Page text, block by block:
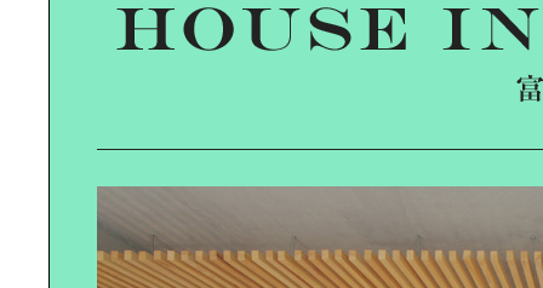
ツクリエが僕らの“妄想”を｜“現
実”に置き変えてくれます